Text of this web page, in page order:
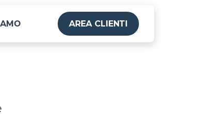
AREA CLIENTI